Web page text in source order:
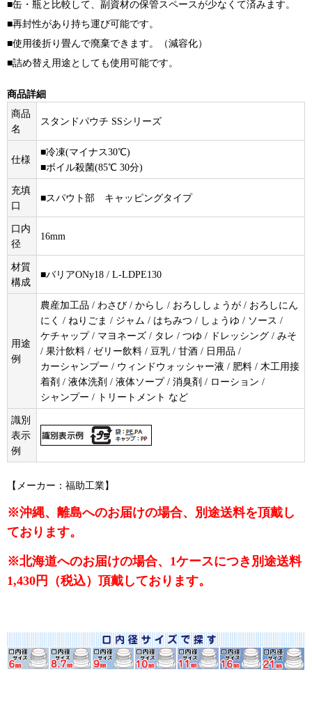
■缶・瓶と比較して、副資材の保管スペースが少なくて済みます。
■再封性があり持ち運び可能です。
■使用後折り畳んで廃棄できます。（減容化）
■詰め替え用途としても使用可能です。
商品詳細
商品
名
スタンドパウチ SSシリーズ
仕様
■冷凍(マイナス30℃)
■ボイル殺菌(85℃ 30分)
充填
口
■スパウト部 キャッピングタイプ
口内
径
16mm
材質
構成
■バリアONy18 / L-LDPE130
用途
例
農産加工品 / わさび / からし / おろししょうが / おろしにん
にく / ねりごま / ジャム / はちみつ / しょうゆ / ソース /
ケチャップ / マヨネーズ / タレ / つゆ / ドレッシング / みそ
/ 果汁飲料 / ゼリー飲料 / 豆乳 / 甘酒 / 日用品 /
カーシャンプー / ウィンドウォッシャー液 / 肥料 / 木工用接
着剤 / 液体洗剤 / 液体ソープ / 消臭剤 / ローション /
シャンプー / トリートメント など
識別
表示
例
【メーカー：福助工業】
※沖縄、離島へのお届けの場合、別途送料を頂戴し
ております。
※北海道へのお届けの場合、1ケースにつき別途送料
1,430円（税込）頂戴しております。